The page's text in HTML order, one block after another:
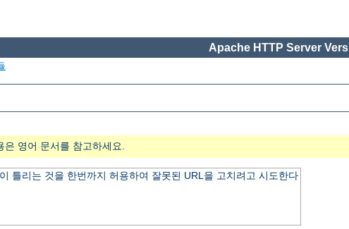
Apache HTTP Server
은 영어 문서를 참고하세요.
틀리는 것을 한번까지 허용하여 잘못된 URL을 고치려고 시도한다